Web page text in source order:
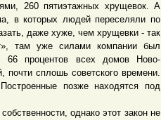
260 пятиэтажных хрущевок. А
в которых людей переселяли по
даже хуже, чем хрущевки - так
там уже силами компании был
66 процентов всех домов Ново-
почти сплошь советского времени.
позже находятся под
однако этот закон не